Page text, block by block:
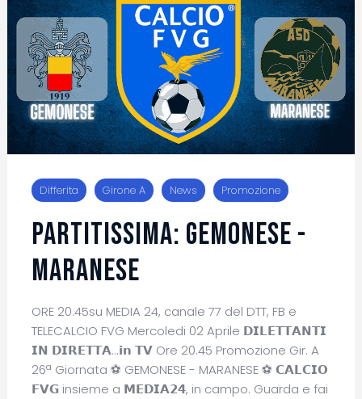
Differita Girone A News Promozione
PARTITISSIMA: GEMONESE -
MARANESE
ORE 20.45su MEDIA 24, canale 77 del DTT, FB e
TELECALCIO FVG Mercoledi 02 Aprile 𝗗𝗜𝗟𝗘𝗧𝗧𝗔𝗡𝗧𝗜
𝗜𝗡 𝗗𝗜𝗥𝗘𝗧𝗧𝗔...𝗶𝗻 𝗧𝗩 Ore 20.45 Promozione Gir. A
26ª Giornata ⚽ GEMONESE - MARANESE ⚽ 𝗖𝗔𝗟𝗖𝗜𝗢
𝗙𝗩𝗚 insieme a 𝗠𝗘𝗗𝗜𝗔𝟮𝟰, in campo. Guarda e fai